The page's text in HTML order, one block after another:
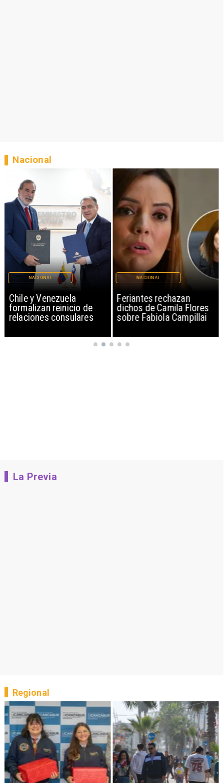
Chile y Venezuela
formalizan reinicio de
relaciones consulares
NACIONAL
Feriantes rechazan
dichos de Camila Flores
sobre Fabiola Campillai
NACIONAL
Nacional
La Previa
Regional